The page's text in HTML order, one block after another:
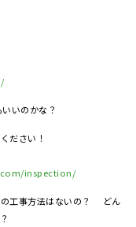
いのかな？
ださい！
inspection/
の工事方法はないの？ どん